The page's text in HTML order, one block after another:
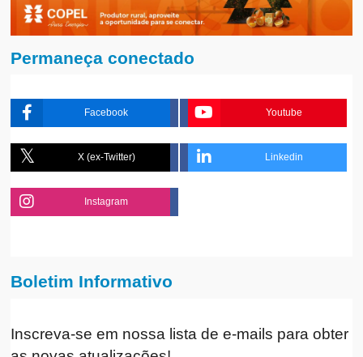
Permaneça conectado
Facebook Youtube
X (ex-Twitter) Linkedin
Instagram
Boletim Informativo
Inscreva-se em nossa lista de e-mails para obter